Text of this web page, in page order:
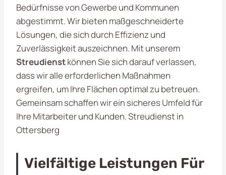
Bedürfnisse von Gewerbe und Kommunen
abgestimmt. Wir bieten maßgeschneiderte
Lösungen, die sich durch Effizienz und
Zuverlässigkeit auszeichnen. Mit unserem
Streudienstkönnen Sie sich darauf verlassen,
dass wir alle erforderlichen Maßnahmen
ergreifen, um Ihre Flächen optimal zu betreuen.
Gemeinsam schaffen wir ein sicheres Umfeld für
Ihre Mitarbeiter und Kunden. Streudienst in
Ottersberg
Vielfältige Leistungen Für